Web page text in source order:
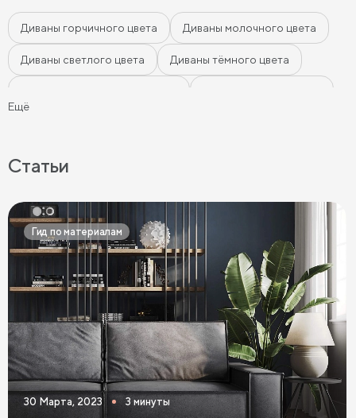
Диваны горчичного цвета Диваны молочного цвета
Диваны светлого цвета Диваны тёмного цвета
Фиолетовые диваны Оранжевые диваны
Желтые диваны Красные диваны
Диваны шириной 110 см Раскладные диваны
Диваны в скандинавском стиле Диваны в стиле лофт
Белые диваны Бежевые диваны Зеленые диваны
Голубые диваны Выдвижные диваны
Диваны Пантограф Диваны Аккордеон
Ещё
Статьи
Гид по материалам
30 Марта, 2023 3 минуты